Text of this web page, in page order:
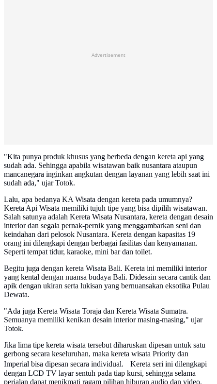
Advertisement
"Kita punya produk khusus yang berbeda dengan kereta api yang
sudah ada. Sehingga apabila wisatawan baik nusantara ataupun
mancanegara inginkan angkutan dengan layanan yang lebih saat ini
sudah ada," ujar Totok.
Lalu, apa bedanya KA Wisata dengan kereta pada umumnya?
Kereta Api Wisata memiliki tujuh tipe yang bisa dipilih wisatawan.
Salah satunya adalah Kereta Wisata Nusantara, kereta dengan desain
interior dan segala pernak-pernik yang menggambarkan seni dan
keindahan dari pelosok Nusantara. Kereta dengan kapasitas 19
orang ini dilengkapi dengan berbagai fasilitas dan kenyamanan.
Seperti tempat tidur, karaoke, mini bar dan toilet.
Begitu juga dengan kereta Wisata Bali. Kereta ini memiliki interior
yang kental dengan nuansa budaya Bali. Didesain secara cantik dan
apik dengan ukiran serta lukisan yang bernuansakan eksotika Pulau
Dewata.
"Ada juga Kereta Wisata Toraja dan Kereta Wisata Sumatra.
Semuanya memiliki kenikan desain interior masing-masing," ujar
Totok.
Jika lima tipe kereta wisata tersebut diharuskan dipesan untuk satu
gerbong secara keseluruhan, maka kereta wisata Priority dan
Imperial bisa dipesan secara individual. Kereta seri ini dilengkapi
dengan LCD TV layar sentuh pada tiap kursi, sehingga selama
perjalan dapat menikmati ragam pilihan hiburan audio dan video.